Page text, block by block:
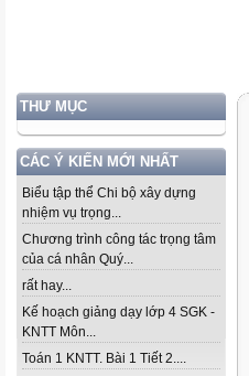
THƯ MỤC
CÁC Ý KIẾN MỚI NHẤT
Biểu tập thể Chi bộ xây dựng
nhiệm vụ trọng...
Chương trình công tác trọng tâm
của cá nhân Quý...
rất hay...
Kế hoạch giảng dạy lớp 4 SGK -
KNTT Môn...
Toán 1 KNTT. Bài 1 Tiết 2....